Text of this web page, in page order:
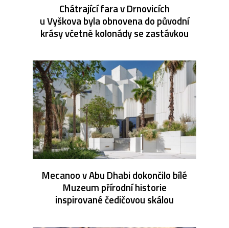
Chátrající fara v Drnovicích
u Vyškova byla obnovena do původní
krásy včetně kolonády se zastávkou
Mecanoo v Abu Dhabi dokončilo bílé
Muzeum přírodní historie
inspirované čedičovou skálou